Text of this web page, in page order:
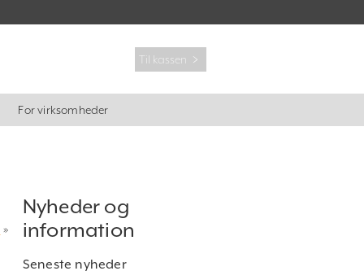
Til kassen ﹥
For virksomheder
»
Nyheder og
information
Seneste nyheder